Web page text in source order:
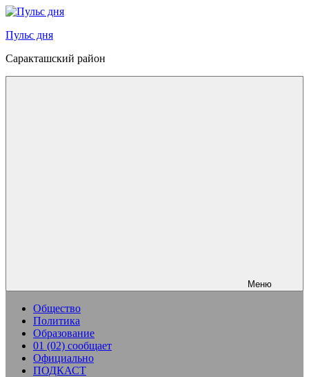
Перейти
содержимому
Пульс дня
Саракташский район
Меню
Общество
Политика
Образование
01 (02) сообщает
Официально
ПОДКАСТ